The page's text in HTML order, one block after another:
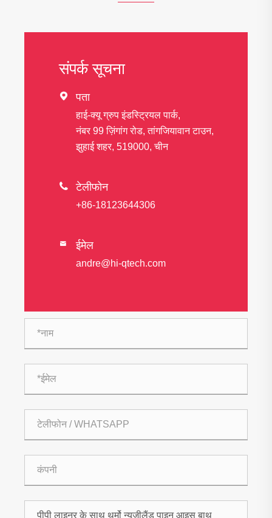
संपर्क सूचना
 पता
हाई-क्यू ग्रुप इंडस्ट्रियल पार्क,
नंबर 99 ज़िंगांग रोड, तांगजियावान टाउन,
झुहाई शहर, 519000, चीन
 टेलीफोन
+86-18123644306
 ईमेल
andre@hi-qtech.com